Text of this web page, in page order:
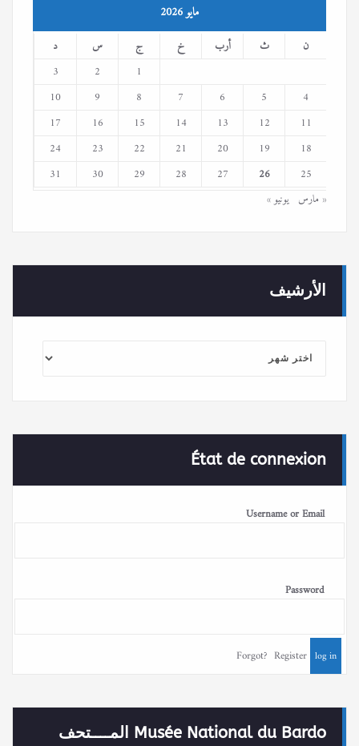
مايو 2026
ن ث أرب خ ج س
د
1
2
3
4
5
6
7
8
9
10
11
12
13
14
15
16
17
18
19
20
21
22
23
24
25
26
27
28
29
30
31
« مارس يونيو »
الأرشيف
État de connexion
Username or Email
Password
Forgot? Register
Musée National du Bardo المــــتحف